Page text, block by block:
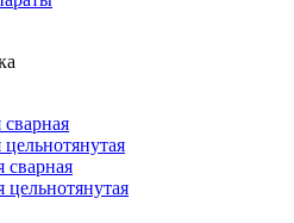
сварная